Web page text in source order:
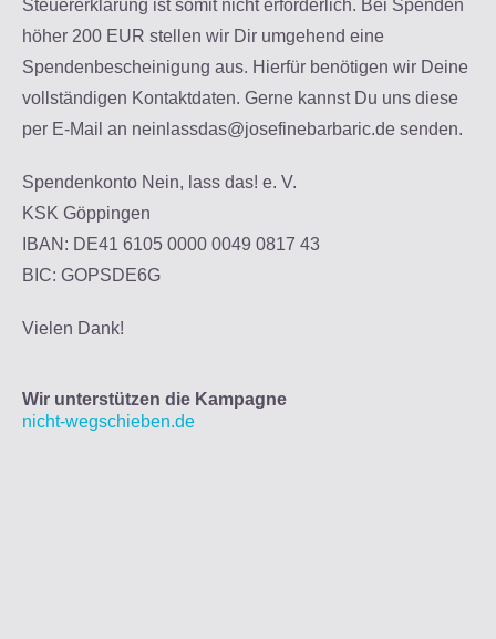
Steuererklärung ist somit nicht erforderlich. Bei Spenden
höher 200 EUR stellen wir Dir umgehend eine
Spendenbescheinigung aus. Hierfür benötigen wir Deine
vollständigen Kontaktdaten. Gerne kannst Du uns diese
per E-Mail an neinlassdas@josefinebarbaric.de senden.
Spendenkonto Nein, lass das! e. V.
KSK Göppingen
IBAN: DE41 6105 0000 0049 0817 43
BIC: GOPSDE6G
Vielen Dank!
Wir unterstützen die Kampagne
nicht-wegschieben.de